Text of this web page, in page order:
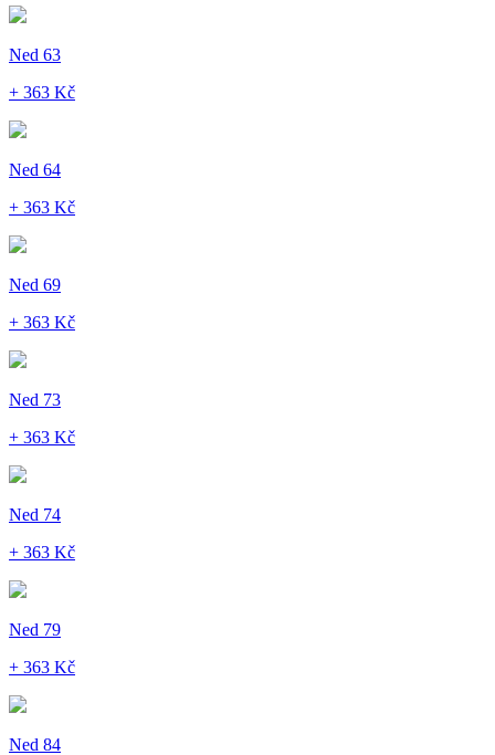
Ned 63
+ 363 Kč
Ned 64
+ 363 Kč
Ned 69
+ 363 Kč
Ned 73
+ 363 Kč
Ned 74
+ 363 Kč
Ned 79
+ 363 Kč
Ned 84